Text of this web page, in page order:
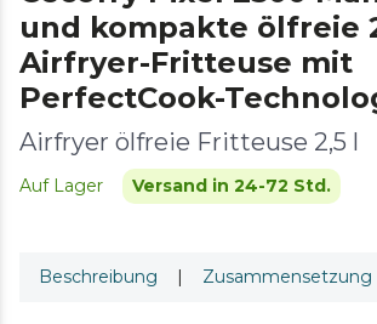
und kompakte ölfreie
Airfryer-Fritteuse mit
PerfectCook-
Airfryer ölfreie Fritteuse 2,5 l
Auf Lager Versand in 24-72 Std.
Beschreibung | Zusammensetzung